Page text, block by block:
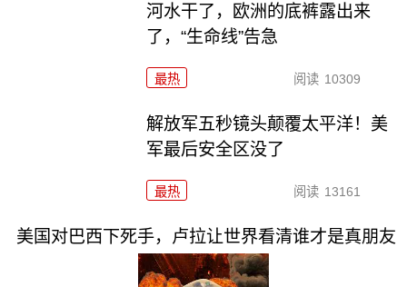
河水干了，欧洲的底裤露出来
了，“生命线”告急
最热 阅读 10309
解放军五秒镜头颠覆太平洋！美
军最后安全区没了
最热 阅读 13161
美国对巴西下死手，卢拉让世界看清谁才是真朋友